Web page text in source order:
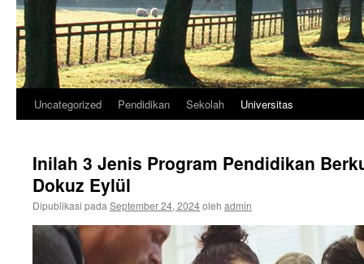
Langsung
Uncategorized Pendidikan Sekolah Universitas
Inilah 3 Jenis Program Pendidikan
Dokuz Eylül
Dipublikasi pada September 24, 2024oleh admin